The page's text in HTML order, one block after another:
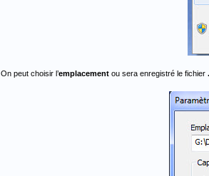
On peut choisir l’emplacement ou sera enregistré le fichier